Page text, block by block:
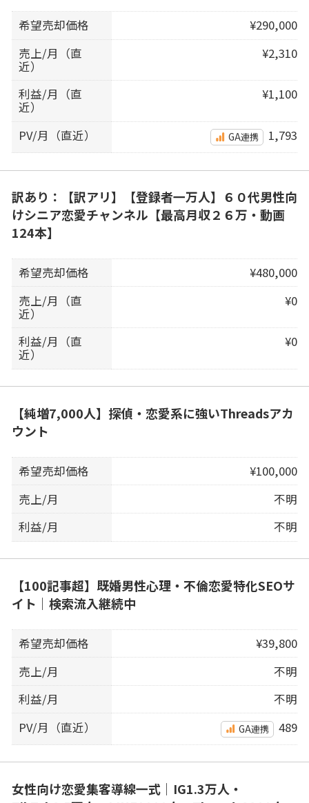
希望売却価格
¥290,000
売上/月（直
近）
¥2,310
利益/月（直
近）
¥1,100
PV/月（直近） GA連携 1,793
訳あり：【訳アリ】【登録者一万人】６０代男性向
けシニア恋愛チャンネル【最高月収２６万・動画
124本】
希望売却価格
¥480,000
売上/月（直
近）
¥0
利益/月（直
近）
¥0
【純増7,000人】探偵・恋愛系に強いThreadsアカ
ウント
希望売却価格
¥100,000
売上/月
不明
利益/月
不明
【100記事超】既婚男性心理・不倫恋愛特化SEOサ
イト｜検索流入継続中
希望売却価格
¥39,800
売上/月
不明
利益/月
不明
PV/月（直近）
GA連携 489
女性向け恋愛集客導線一式｜IG1.3万人・